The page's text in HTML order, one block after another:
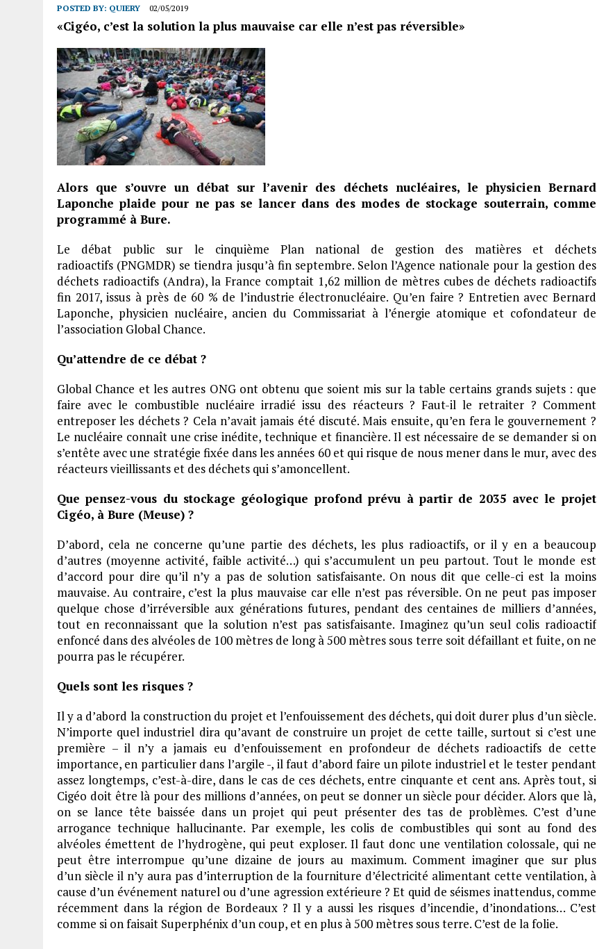
POSTED BY: QUIERY 02/05/2019
«Cigéo, c’est la solution la plus mauvaise car elle n’est pas réversible»
Alors que s’ouvre un débat sur l’avenir des déchets nucléaires, le physicien Bernard
Laponche plaide pour ne pas se lancer dans des modes de stockage souterrain, comme
programmé à Bure.
Le débat public sur le cinquième Plan national de gestion des matières et déchets
radioactifs (PNGMDR) se tiendra jusqu’à fin septembre. Selon l’Agence nationale pour la gestion des
déchets radioactifs (Andra), la France comptait 1,62 million de mètres cubes de déchets radioactifs
fin 2017, issus à près de 60 % de l’industrie électronucléaire. Qu’en faire ? Entretien avec Bernard
Laponche, physicien nucléaire, ancien du Commissariat à l’énergie atomique et cofondateur de
l’association Global Chance.
Qu’attendre de ce débat ?
Global Chance et les autres ONG ont obtenu que soient mis sur la table certains grands sujets : que
faire avec le combustible nucléaire irradié issu des réacteurs ? Faut-il le retraiter ? Comment
entreposer les déchets ? Cela n’avait jamais été discuté. Mais ensuite, qu’en fera le gouvernement ?
Le nucléaire connaît une crise inédite, technique et financière. Il est nécessaire de se demander si on
s’entête avec une stratégie fixée dans les années 60 et qui risque de nous mener dans le mur, avec des
réacteurs vieillissants et des déchets qui s’amoncellent.
Que pensez-vous du stockage géologique profond prévu à partir de 2035 avec le projet
Cigéo, à Bure (Meuse) ?
D’abord, cela ne concerne qu’une partie des déchets, les plus radioactifs, or il y en a beaucoup
d’autres (moyenne activité, faible activité…) qui s’accumulent un peu partout. Tout le monde est
d’accord pour dire qu’il n’y a pas de solution satisfaisante. On nous dit que celle-ci est la moins
mauvaise. Au contraire, c’est la plus mauvaise car elle n’est pas réversible. On ne peut pas imposer
quelque chose d’irréversible aux générations futures, pendant des centaines de milliers d’années,
tout en reconnaissant que la solution n’est pas satisfaisante. Imaginez qu’un seul colis radioactif
enfoncé dans des alvéoles de 100 mètres de long à 500 mètres sous terre soit défaillant et fuite, on ne
pourra pas le récupérer.
Quels sont les risques ?
Il y a d’abord la construction du projet et l’enfouissement des déchets, qui doit durer plus d’un siècle.
N’importe quel industriel dira qu’avant de construire un projet de cette taille, surtout si c’est une
première – il n’y a jamais eu d’enfouissement en profondeur de déchets radioactifs de cette
importance, en particulier dans l’argile -, il faut d’abord faire un pilote industriel et le tester pendant
assez longtemps, c’est-à-dire, dans le cas de ces déchets, entre cinquante et cent ans. Après tout, si
Cigéo doit être là pour des millions d’années, on peut se donner un siècle pour décider. Alors que là,
on se lance tête baissée dans un projet qui peut présenter des tas de problèmes. C’est d’une
arrogance technique hallucinante. Par exemple, les colis de combustibles qui sont au fond des
alvéoles émettent de l’hydrogène, qui peut exploser. Il faut donc une ventilation colossale, qui ne
peut être interrompue qu’une dizaine de jours au maximum. Comment imaginer que sur plus
d’un siècle il n’y aura pas d’interruption de la fourniture d’électricité alimentant cette ventilation, à
cause d’un événement naturel ou d’une agression extérieure ? Et quid de séismes inattendus, comme
récemment dans la région de Bordeaux ? Il y a aussi les risques d’incendie, d’inondations… C’est
comme si on faisait Superphénix d’un coup, et en plus à 500 mètres sous terre. C’est de la folie.